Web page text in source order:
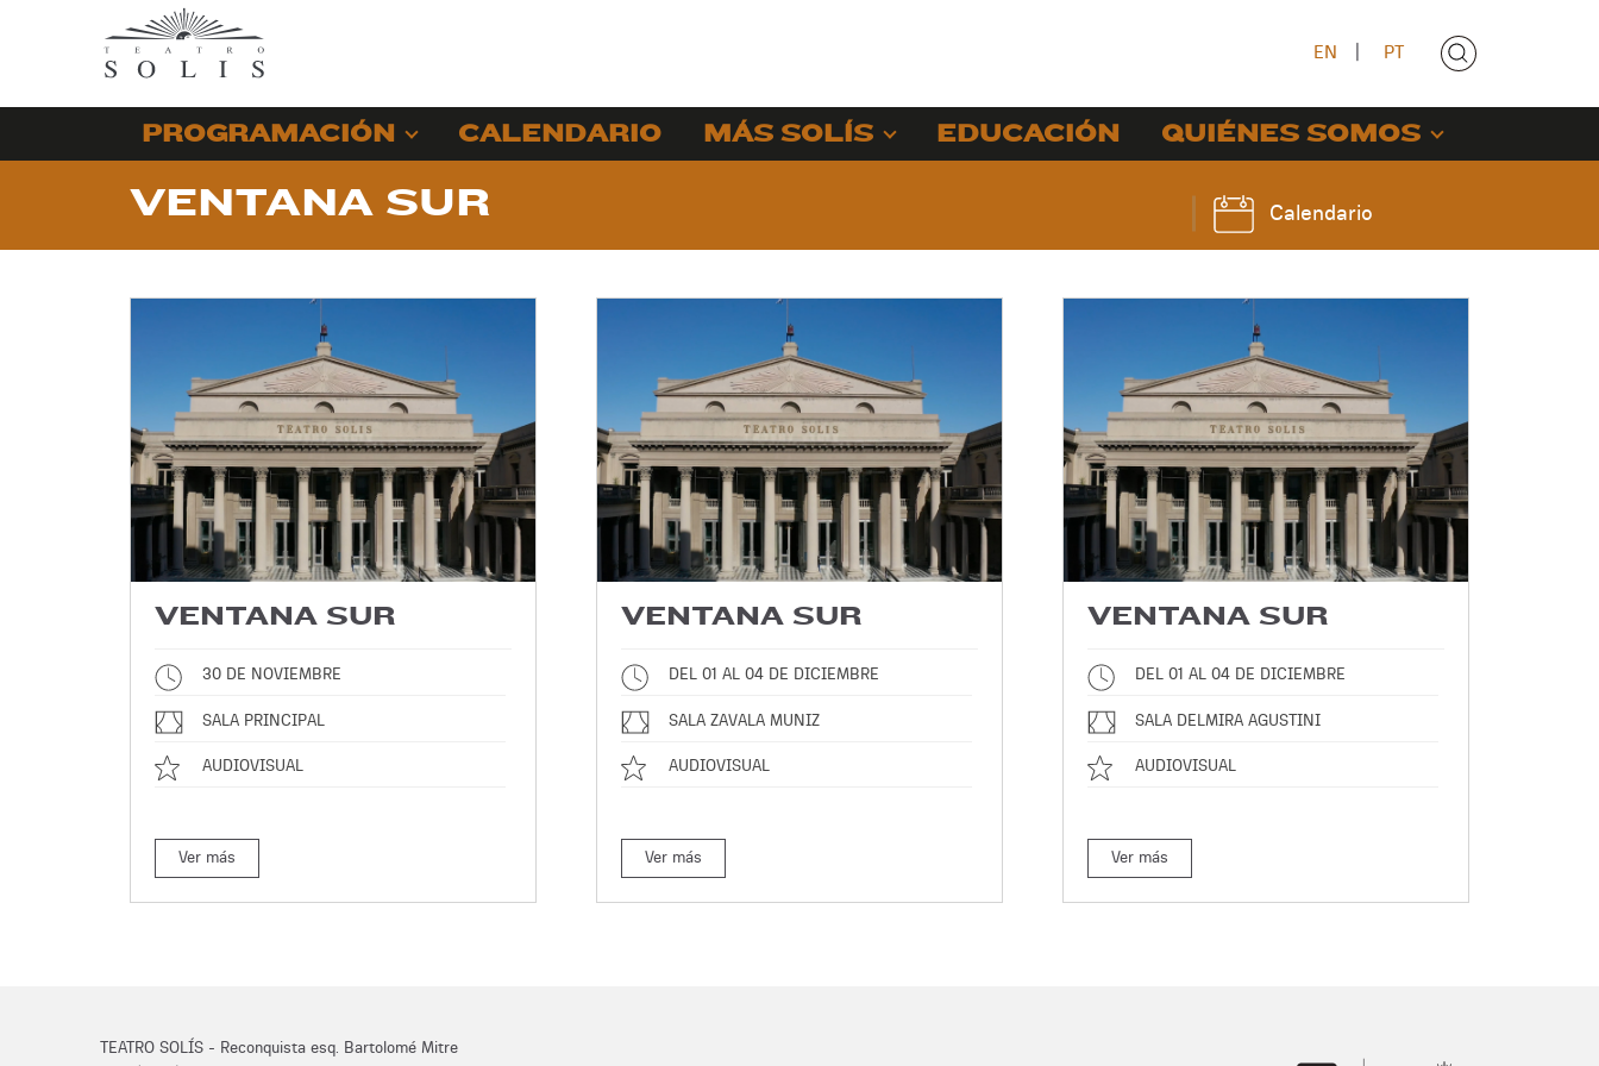
EN PT
PROGRAMACIÓN CALENDARIO MÁS SOLÍS EDUCACIÓN QUIÉNES SOMOS
Calendario
VENTANA SUR
VENTANA SUR
30 DE NOVIEMBRE
SALA PRINCIPAL
AUDIOVISUAL
Ver más
VENTANA SUR
DEL 01 AL 04 DE DICIEMBRE
SALA ZAVALA MUNIZ
AUDIOVISUAL
Ver más
VENTANA SUR
DEL 01 AL 04 DE DICIEMBRE
SALA DELMIRA AGUSTINI
AUDIOVISUAL
Ver más
TEATRO SOLÍS - Reconquista esq. Bartolomé Mitre